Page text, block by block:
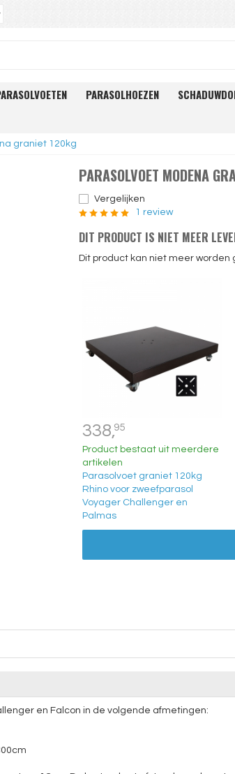
PARASOLHOEZEN
graniet 120kg
PARASOLVOET MODENA
Vergelijken
1 review
DIT PRODUCT IS NIET MEER
Dit product kan niet meer
338,95
Product bestaat uit meerdere
artikelen
Parasolvoet graniet 120kg
Rhino voor zweefparasol
Voyager Challenger en
Palmas
en Falcon in de volgende afmetingen: